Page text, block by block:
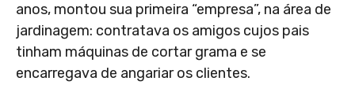
anos, montou sua primeira “empresa”, na área de
jardinagem: contratava os amigos cujos pais
tinham máquinas de cortar grama e se
encarregava de angariar os clientes.